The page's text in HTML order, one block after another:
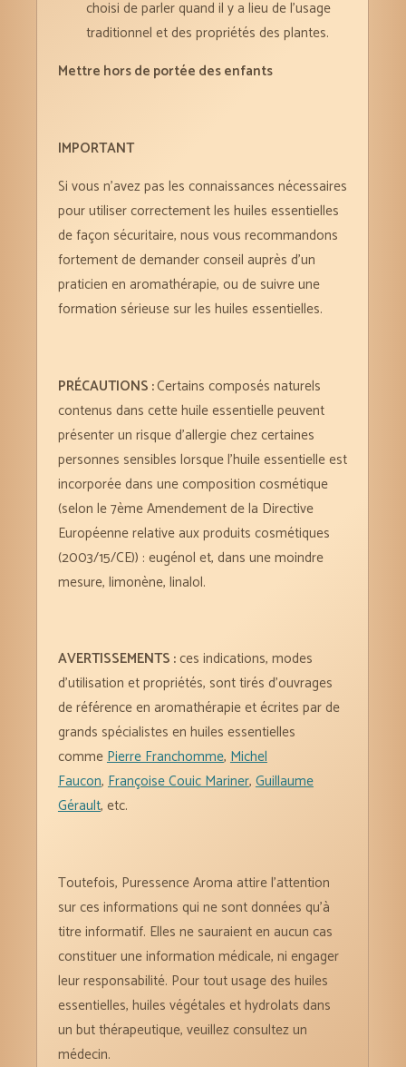
choisi de parler quand il y a lieu de l’usage
traditionnel et des propriétés des plantes.
Mettre hors de portée des enfants
IMPORTANT
Si vous n’avez pas les connaissances nécessaires
pour utiliser correctement les huiles essentielles
de façon sécuritaire, nous vous recommandons
fortement de demander conseil auprès d’un
praticien en aromathérapie, ou de suivre une
formation sérieuse sur les huiles essentielles.
PRÉCAUTIONS :Certains composés naturels
contenus dans cette huile essentielle peuvent
présenter un risque d’allergie chez certaines
personnes sensibles lorsque l’huile essentielle est
incorporée dans une composition cosmétique
(selon le 7ème Amendement de la Directive
Européenne relative aux produits cosmétiques
(2003/15/CE)) : eugénol et, dans une moindre
mesure, limonène, linalol.
AVERTISSEMENTS :ces indications, modes
d’utilisation et propriétés, sont tirés d’ouvrages
de référence en aromathérapie et écrites par de
grands spécialistes en huiles essentielles
commePierre Franchomme,Michel
Faucon,Françoise Couic Mariner,Guillaume
Gérault, etc.
Toutefois, Puressence Aroma attire l’attention
sur ces informations qui ne sont données qu’à
titre informatif. Elles ne sauraient en aucun cas
constituer une information médicale, ni engager
leur responsabilité. Pour tout usage des huiles
essentielles, huiles végétales et hydrolats dans
un but thérapeutique, veuillez consultez un
médecin.